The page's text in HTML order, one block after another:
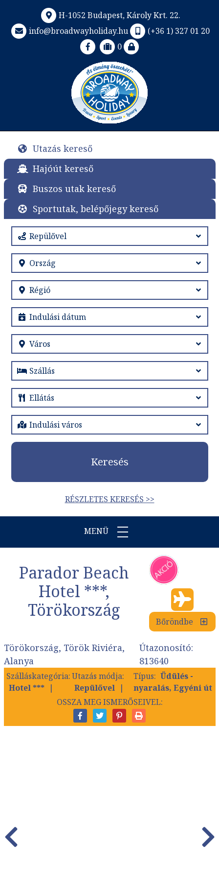
H-1052 Budapest, Károly Krt. 22.
info@broadwayholiday.hu
(+36 1) 327 01 20
0
Utazás kereső
Hajóút kereső
Buszos utak kereső
Sportutak, belépőjegy kereső
Keresés
RÉSZLETES KERESÉS >>
MENÜ
Parador Beach
Hotel ***,
Törökország
Bőröndbe
Törökország, Török Riviéra,
Alanya
Útazonosító:
813640
Szálláskategória:
Hotel ***
Utazás módja:
Repülővel
Típus: Üdülés -
nyaralás, Egyéni út
OSSZA MEG ISMERŐSEIVEL: